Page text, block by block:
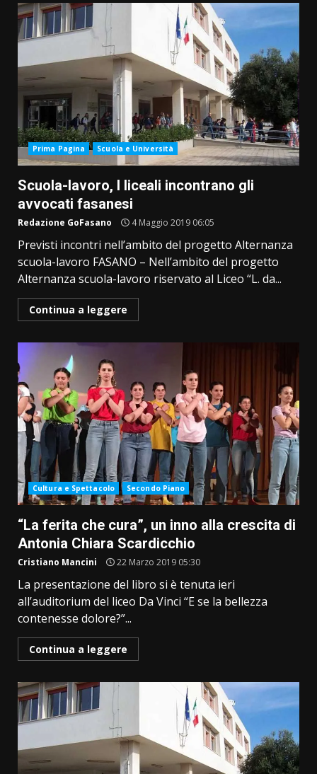
Prima Pagina Scuola e Università
Scuola-lavoro, I liceali incontrano gli
avvocati fasanesi
Redazione GoFasano 4 Maggio 2019 06:05
Previsti incontri nell’ambito del progetto Alternanza
scuola-lavoro FASANO – Nell’ambito del progetto
Alternanza scuola-lavoro riservato al Liceo “L. da...
Continua a leggere
Cultura e Spettacolo Secondo Piano
“La ferita che cura”, un inno alla crescita di
Antonia Chiara Scardicchio
Cristiano Mancini 22 Marzo 2019 05:30
La presentazione del libro si è tenuta ieri
all’auditorium del liceo Da Vinci “E se la bellezza
contenesse dolore?”...
Continua a leggere